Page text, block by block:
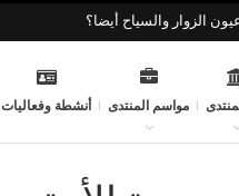
الزوار والسياح أيضا؟
مواسم المنتدى أنشطة وفعاليات